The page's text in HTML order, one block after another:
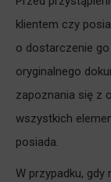
klientem czy
o dostarczenie
oryginalnego
zapoznania się z
wszystkich
posiada.
W przypadku, gdy